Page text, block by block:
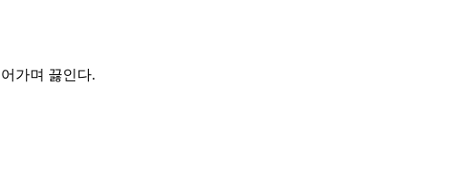
가며 끓인다.